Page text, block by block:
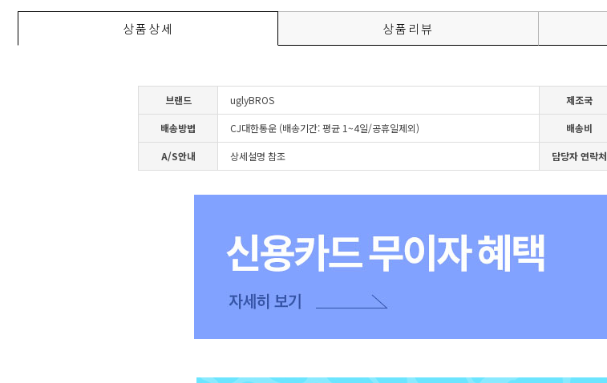
상품상세 상품리뷰
브랜드 uglyBROS 제조국
배송방법 CJ대한통운 (배송기간: 평균 1~4일/공휴일제외) 배송비
A/S안내 상세설명 참조 담당자 연락처